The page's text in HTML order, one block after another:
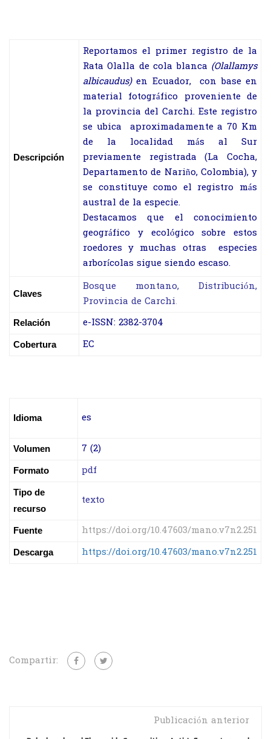
Descripción
Reportamos el primer registro de la
Rata Olalla de cola blanca (Olallamys
albicaudus)en Ecuador, con base en
material fotográfico proveniente de
la provincia del Carchi. Este registro
se ubica aproximadamente a 70 Km
de la localidad más al Sur
previamente registrada (La Cocha,
Departamento de Nariño, Colombia), y
se constituye como el registro más
austral de la especie.
Destacamos que el conocimiento
geográfico y ecológico sobre estos
roedores y muchas otras especies
arborícolas sigue siendo escaso.
Claves
Bosque montano, Distribución,
Provincia de Carchi.
Relación e-ISSN: 2382-3704
Cobertura EC
Idioma es
Volumen 7 (2)
Formato pdf
Tipo de
recurso
texto
Fuente https://doi.org/10.47603/mano.v7n2.251
Descarga https://doi.org/10.47603/mano.v7n2.251
Compartir:
Publicación anterior